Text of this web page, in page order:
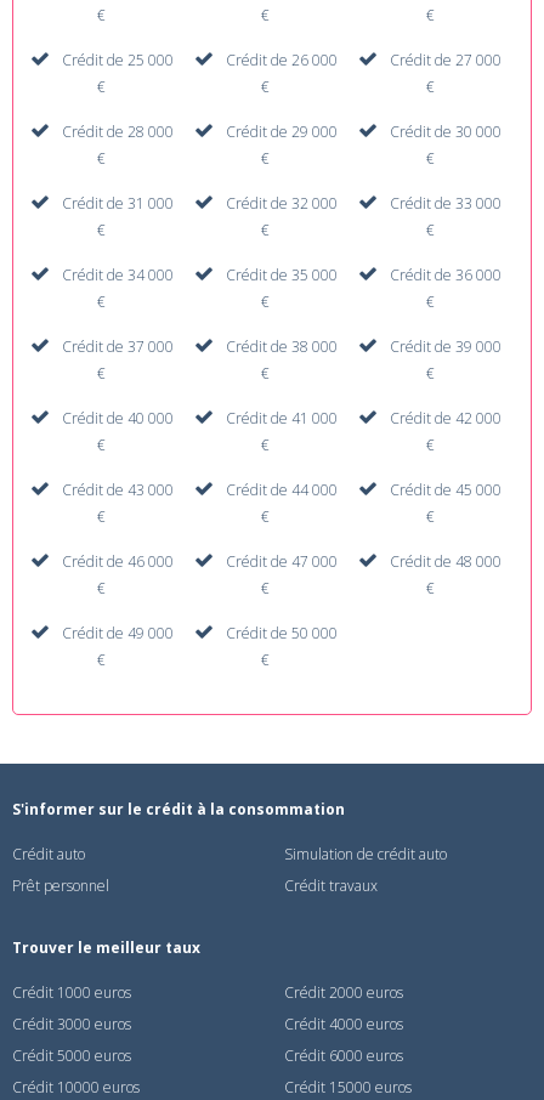
€
€
€
Crédit de 25 000
€
Crédit de 26 000
€
Crédit de 27 000
€
Crédit de 28 000
€
Crédit de 29 000
€
Crédit de 30 000
€
Crédit de 31 000
€
Crédit de 32 000
€
Crédit de 33 000
€
Crédit de 34 000
€
Crédit de 35 000
€
Crédit de 36 000
€
Crédit de 37 000
€
Crédit de 38 000
€
Crédit de 39 000
€
Crédit de 40 000
€
Crédit de 41 000
€
Crédit de 42 000
€
Crédit de 43 000
€
Crédit de 44 000
€
Crédit de 45 000
€
Crédit de 46 000
€
Crédit de 47 000
€
Crédit de 48 000
€
Crédit de 49 000
€
Crédit de 50 000
€
S'informer sur le crédit à la consommation
Crédit auto
Simulation de crédit auto
Prêt personnel
Crédit travaux
Trouver le meilleur taux
Crédit 1000 euros
Crédit 2000 euros
Crédit 3000 euros
Crédit 4000 euros
Crédit 5000 euros
Crédit 6000 euros
Crédit 10000 euros
Crédit 15000 euros